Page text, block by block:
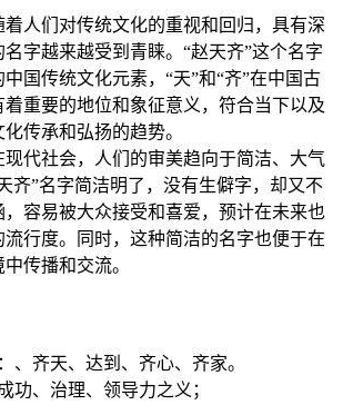
着人们对传统文化的重视和回归，具有深
字越来越受到青睐。“赵天齐”这个名字
国传统文化元素，“天”和“齐”在中国古
重要的地位和象征意义，符合当下以及
传承和弘扬的趋势。
现代社会，人们的审美趋向于简洁、大气
齐”名字简洁明了，没有生僻字，却又不
，容易被大众接受和喜爱，预计在未来也
流行度。同时，这种简洁的名字也便于在
传播和交流。
、齐天、达到、齐心、齐家。
功、治理、领导力之义；